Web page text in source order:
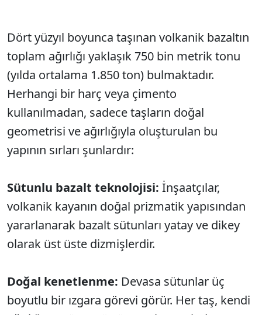
Dört yüzyıl boyunca taşınan volkanik bazaltın
toplam ağırlığı yaklaşık 750 bin metrik tonu
(yılda ortalama 1.850 ton) bulmaktadır.
Herhangi bir harç veya çimento
kullanılmadan, sadece taşların doğal
geometrisi ve ağırlığıyla oluşturulan bu
yapının sırları şunlardır:
Sütunlu bazalt teknolojisi: İnşaatçılar,
volkanik kayanın doğal prizmatik yapısından
yararlanarak bazalt sütunları yatay ve dikey
olarak üst üste dizmişlerdir.
Doğal kenetlenme: Devasa sütunlar üç
boyutlu bir ızgara görevi görür. Her taş, kendi